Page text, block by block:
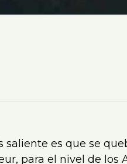
saliente es que se
para el nivel de los